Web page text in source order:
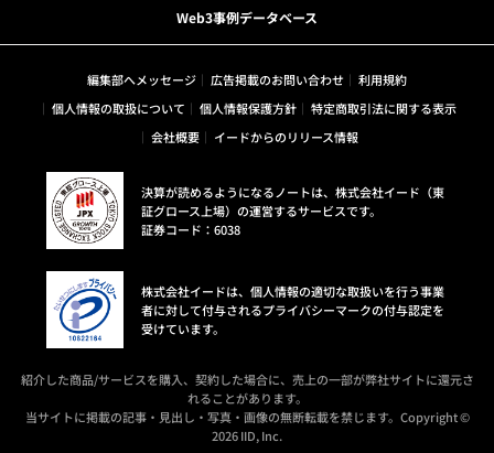
Web3事例データベース
編集部へメッセージ 広告掲載のお問い合わせ
利用規約
個人情報の取扱について
個人情報保護方針
特定商取引法に関する表示
会社概要
イードからのリリース情報
決算が読めるようになるノートは、株式会社イード（東
証グロース上場）の運営するサービスです。
証券コード：6038
株式会社イードは、個人情報の適切な取扱いを行う事業
者に対して付与されるプライバシーマークの付与認定を
受けています。
紹介した商品/サービスを購入、契約した場合に、売上の一部が弊社サイトに還元さ
れることがあります。
当サイトに掲載の記事・見出し・写真・画像の無断転載を禁じます。Copyright ©
2026 IID, Inc.